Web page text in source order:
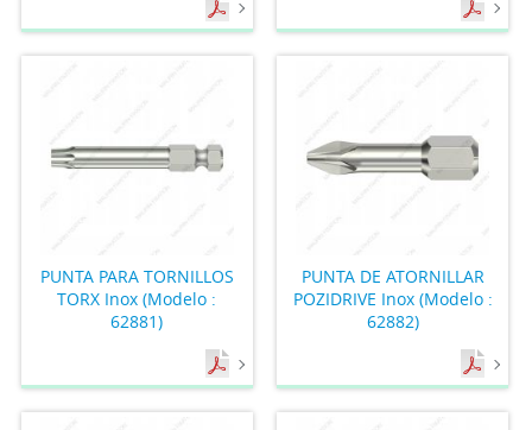
PUNTA PARA TORNILLOS
TORX Inox (Modelo :
62881)
PUNTA DE ATORNILLAR
POZIDRIVE Inox (Modelo :
62882)